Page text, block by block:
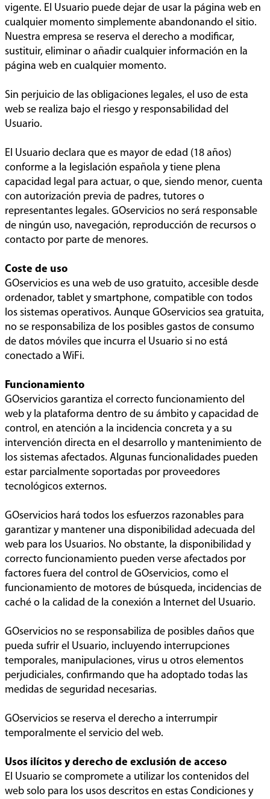
vigente. El Usuario puede dejar de usar la página web en
cualquier momento simplemente abandonando el sitio.
Nuestra empresa se reserva el derecho a modificar,
sustituir, eliminar o añadir cualquier información en la
página web en cualquier momento.
Sin perjuicio de las obligaciones legales, el uso de esta
web se realiza bajo el riesgo y responsabilidad del
Usuario.
El Usuario declara que es mayor de edad (18 años)
conforme a la legislación española y tiene plena
capacidad legal para actuar, o que, siendo menor, cuenta
con autorización previa de padres, tutores o
representantes legales. GOservicios no será responsable
de ningún uso, navegación, reproducción de recursos o
contacto por parte de menores.
Coste de uso
GOservicios es una web de uso gratuito, accesible desde
ordenador, tablet y smartphone, compatible con todos
los sistemas operativos. Aunque GOservicios sea gratuita,
no se responsabiliza de los posibles gastos de consumo
de datos móviles que incurra el Usuario si no está
conectado a WiFi.
Funcionamiento
GOservicios garantiza el correcto funcionamiento del
web y la plataforma dentro de su ámbito y capacidad de
control, en atención a la incidencia concreta y a su
intervención directa en el desarrollo y mantenimiento de
los sistemas afectados. Algunas funcionalidades pueden
estar parcialmente soportadas por proveedores
tecnológicos externos.
GOservicios hará todos los esfuerzos razonables para
garantizar y mantener una disponibilidad adecuada del
web para los Usuarios. No obstante, la disponibilidad y
correcto funcionamiento pueden verse afectados por
factores fuera del control de GOservicios, como el
funcionamiento de motores de búsqueda, incidencias de
caché o la calidad de la conexión a Internet del Usuario.
GOservicios no se responsabiliza de posibles daños que
pueda sufrir el Usuario, incluyendo interrupciones
temporales, manipulaciones, virus u otros elementos
perjudiciales, confirmando que ha adoptado todas las
medidas de seguridad necesarias.
GOservicios se reserva el derecho a interrumpir
temporalmente el servicio del web.
Usos ilícitos y derecho de exclusión de acceso
El Usuario se compromete a utilizar los contenidos del
web solo para los usos descritos en estas Condiciones y